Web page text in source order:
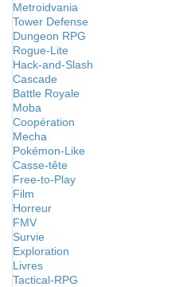
Metroidvania
Tower Defense
Dungeon RPG
Rogue-Lite
Hack-and-Slash
Cascade
Battle Royale
Moba
Coopération
Mecha
Pokémon-Like
Casse-tête
Free-to-Play
Film
Horreur
FMV
Survie
Exploration
Livres
Tactical-RPG